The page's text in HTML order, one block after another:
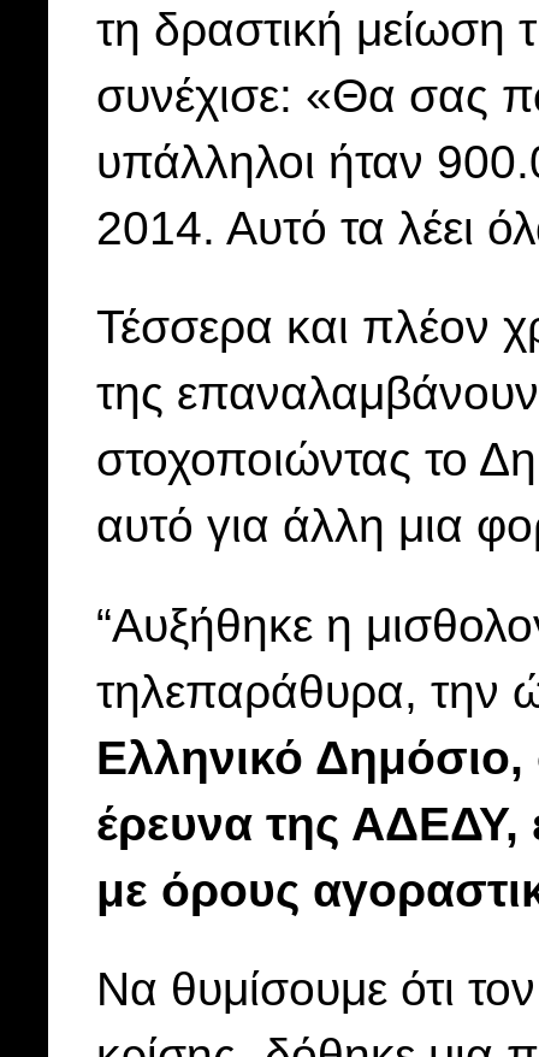
τη δραστική μείωση
συνέχισε: «Θα σας
υπάλληλοι ήταν
2014. Αυτό τα λέει
Τέσσερα και πλέον
της επαναλαμβάνουν
στοχοποιώντας το
αυτό για άλλη μια
“Αυξήθηκε η
τηλεπαράθυρα, την
Ελληνικό Δημόσιο,
έρευνα της ΑΔΕΔΥ,
με όρους
Να θυμίσουμε ότι